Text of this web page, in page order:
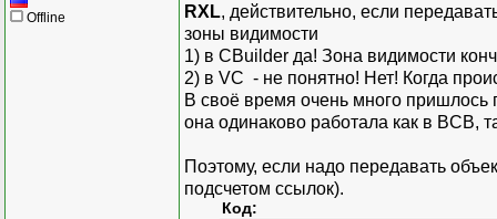
Offline RXL, действительно, если
зоны видимости
1) в CBuilder да! Зона видимости
2) в VC - не понятно! Нет! Когда
В своё время очень много пришлось
она одинаково работала как в BCB,
Поэтому, если надо передавать
подсчетом ссылок).
Код: